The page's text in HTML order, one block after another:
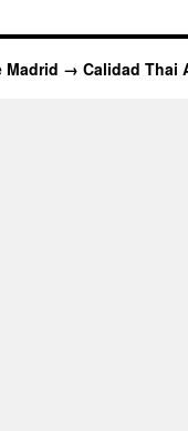
Madrid → Calidad Thai